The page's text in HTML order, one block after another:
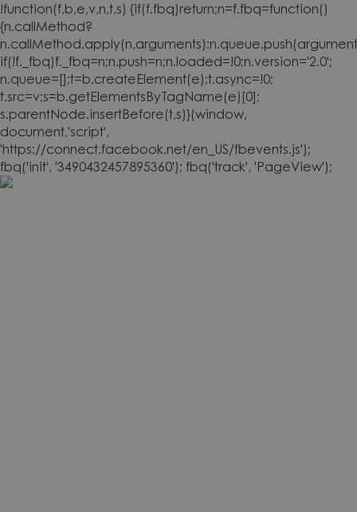
!function(f,b,e,v,n,t,s) {if(f.fbq)return;n=f.fbq=function()
{n.callMethod?
if(!f._fbq)f._fbq=n;n.push=n;n.loaded=!0;n.version='2.0';
n.queue=[];t=b.createElement(e);t.async=!0;
t.src=v;s=b.getElementsByTagName(e)[0];
s.parentNode.insertBefore(t,s)}(window,
document,'script',
'https://connect.facebook.net/en_US/fbevents.js');
fbq('init', '3490432457895360'); fbq('track', 'PageView');